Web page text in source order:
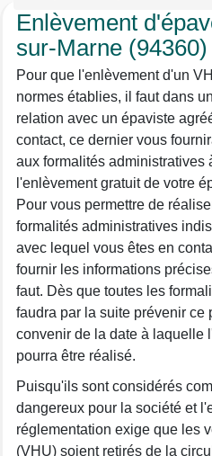
Enlèvement
sur-Marne (94360)
Pour que l'enlèvement d'un
normes établies, il faut dans
relation avec un épaviste
contact, ce dernier vous
aux formalités administratives
l'enlèvement gratuit de votre
Pour vous permettre de
formalités administratives
avec lequel vous êtes en
fournir les informations
faut. Dès que toutes les
faudra par la suite prévenir ce
convenir de la date à laquelle
pourra être réalisé.
Puisqu'ils sont considérés
dangereux pour la société et
réglementation exige que les
(VHU) soient retirés de la